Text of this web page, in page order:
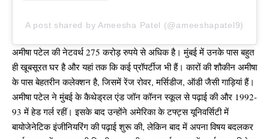
A post shared by Ameesha Patel (@ameeshapatel9)
अमीषा पटेल की नेटवर्थ 275 करोड़ रुपये से अधिक है। मुंबई में उनके पास बहुत
ही खूबसूरत घर है और यहां तक कि कई प्रॉपर्टीज भी हैं। कारों की शौकीन अमीषा
के पास बेहतरीन कलेक्शन है, जिसमें रेंज रोवर, मर्सिडीज, ऑडी जैसी गाड़ियां हैं।
अमीषा पटेल ने मुंबई के कैथेड्रल एंड जॉन कॉनन स्कूल से पढ़ाई की और 1992-
93 में हेड गर्ल रहीं। इसके बाद उन्होंने अमेरिका के टफ्ट्स यूनिवर्सिटी में
बायोजेनेटिक इंजीनियरिंग की पढ़ाई शुरू की, लेकिन बाद में अपना विषय बदलकर